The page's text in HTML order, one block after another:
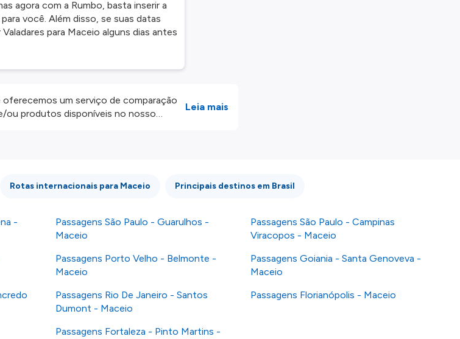
agora com a Rumbo, basta inserir a
você. Além disso, se suas datas
para Maceio alguns dias antes
oferecemos um serviço de comparação
ou produtos disponíveis no nosso
Leia mais
Rotas internacionais para Maceio Principais destinos em Brasil
-
Passagens São Paulo - Guarulhos -
Maceio
Passagens São Paulo - Campinas
Viracopos - Maceio
Passagens Porto Velho - Belmonte -
Maceio
Passagens Goiania - Santa Genoveva -
Maceio
Passagens Rio De Janeiro - Santos
Dumont - Maceio
Passagens Florianópolis - Maceio
Passagens Fortaleza - Pinto Martins -